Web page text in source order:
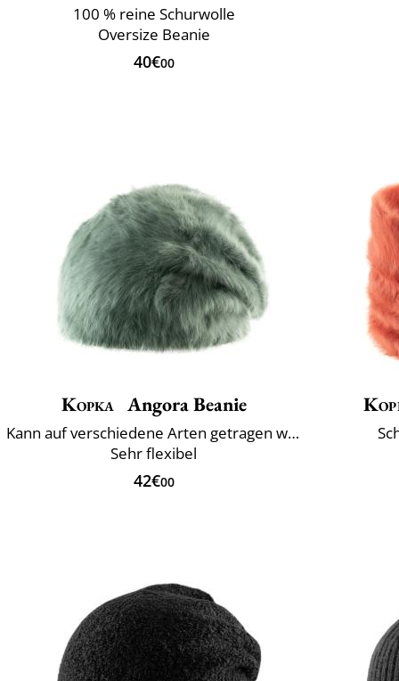
100 % reine Schurwolle
Oversize Beanie
40€00
Kopka Angora Beanie
Kann auf verschiedene Arten getragen werden
Sehr flexibel
42€00